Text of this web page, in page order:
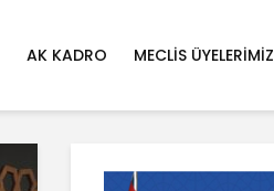
AK KADRO MECLIS ÜYELERIMIZ